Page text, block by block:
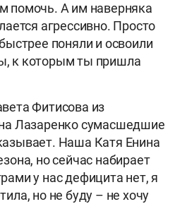
помочь. А им наверняка
агрессивно. Просто
поняли и освоили
к которым ты пришла
Фитисова из
Лазаренко сумасшедшие
Наша Катя Енина
но сейчас набирает
у нас дефицита нет, я
но не буду – не хочу